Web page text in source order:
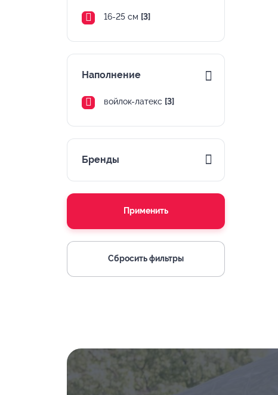
16-25 см [3]
Наполнение
войлок-латекс [3]
Бренды
Применить
Сбросить фильтры